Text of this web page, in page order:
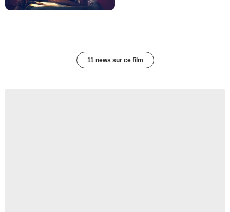
11 news sur ce film